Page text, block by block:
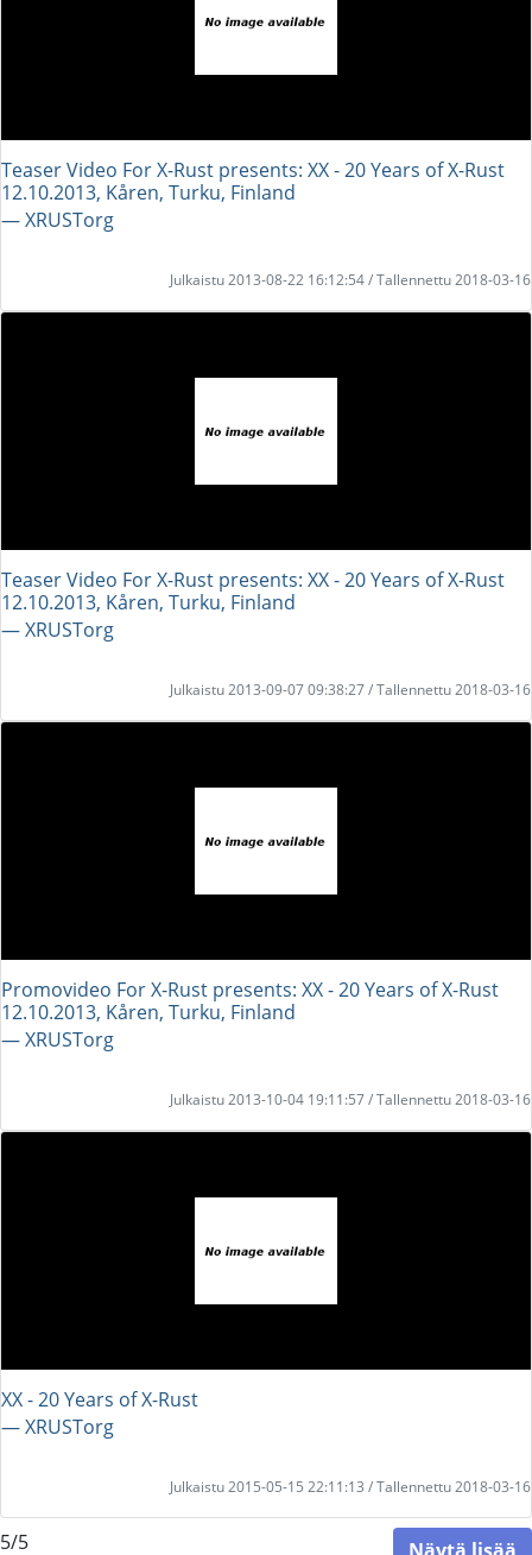
Teaser Video For X-Rust presents: XX - 20 Years of X-Rust
12.10.2013, Kåren, Turku, Finland
― XRUSTorg
Julkaistu 2013-08-22 16:12:54 / Tallennettu 2018-03-16
Teaser Video For X-Rust presents: XX - 20 Years of X-Rust
12.10.2013, Kåren, Turku, Finland
― XRUSTorg
Julkaistu 2013-09-07 09:38:27 / Tallennettu 2018-03-16
Promovideo For X-Rust presents: XX - 20 Years of X-Rust
12.10.2013, Kåren, Turku, Finland
― XRUSTorg
Julkaistu 2013-10-04 19:11:57 / Tallennettu 2018-03-16
XX - 20 Years of X-Rust
― XRUSTorg
Julkaistu 2015-05-15 22:11:13 / Tallennettu 2018-03-16
5/5